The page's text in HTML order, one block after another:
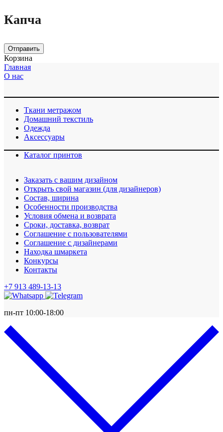
Капча
Отправить
Корзина
Главная
О нас
Ткани метражом
Домашний текстиль
Одежда
Аксессуары
Каталог принтов
Заказать с вашим дизайном
Открыть свой магазин (для дизайнеров)
Cостав, ширина
Особенности производства
Условия обмена и возврата
Сроки, доставка, возврат
Соглашение с пользователями
Соглашение с дизайнерами
Находка шмаркета
Конкурсы
Контакты
+7 913 489-13-13
пн-пт 10:00-18:00